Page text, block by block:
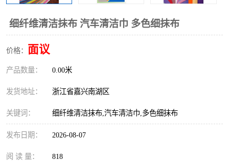
细纤维清洁抹布 汽车清洁巾 多色细抹布
价格： 面议
产品数量： 0.00米
发货地址： 浙江省嘉兴南湖区
关键词： 细纤维清洁抹布,汽车清洁巾,多色细抹布
发布日期： 2026-08-07
阅 读 量： 818